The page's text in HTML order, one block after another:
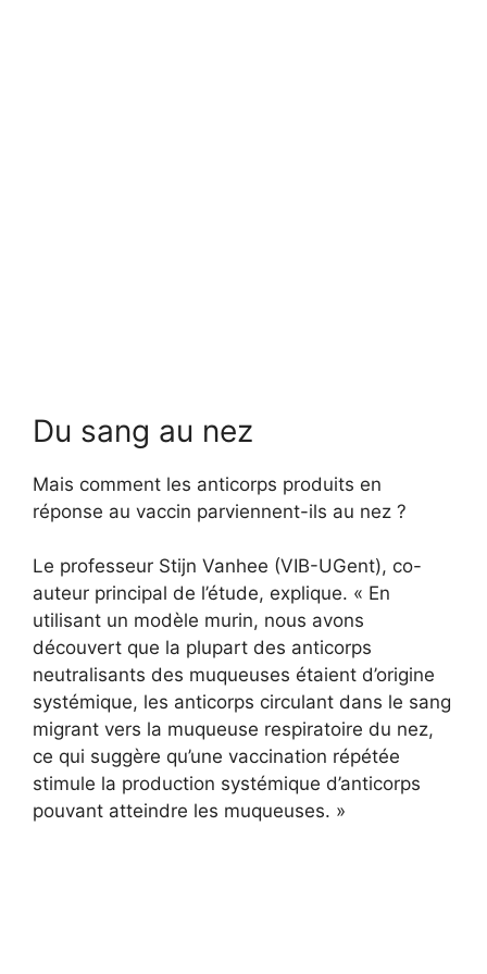
Du sang au nez
Mais comment les anticorps produits en
réponse au vaccin parviennent-ils au nez ?
Le professeur Stijn Vanhee (VIB-UGent), co-
auteur principal de l’étude, explique. « En
utilisant un modèle murin, nous avons
découvert que la plupart des anticorps
neutralisants des muqueuses étaient d’origine
systémique, les anticorps circulant dans le sang
migrant vers la muqueuse respiratoire du nez,
ce qui suggère qu’une vaccination répétée
stimule la production systémique d’anticorps
pouvant atteindre les muqueuses. »